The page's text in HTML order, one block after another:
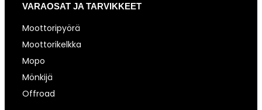
VARAOSAT JA TARVIKKEET
Moottoripyörä
Moottorikelkka
Mopo
Mönkijä
Offroad